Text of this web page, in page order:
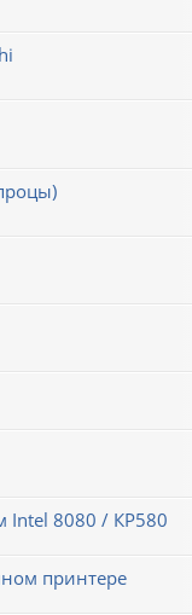
Intel 8080 / КР580
принтере